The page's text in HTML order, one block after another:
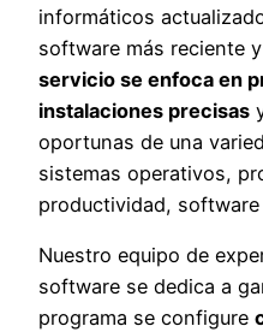
informáticos
software más reciente
servicio se enfoca en
instalaciones precisas
oportunas de una
sistemas operativos,
productividad,
Nuestro equipo de
software se dedica a
programa se configure